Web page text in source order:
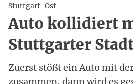
Stuttgart-Ost
Auto kollidiert
Stuttgarter
Zuerst stößt ein Auto mit
zusammen, dann wird es